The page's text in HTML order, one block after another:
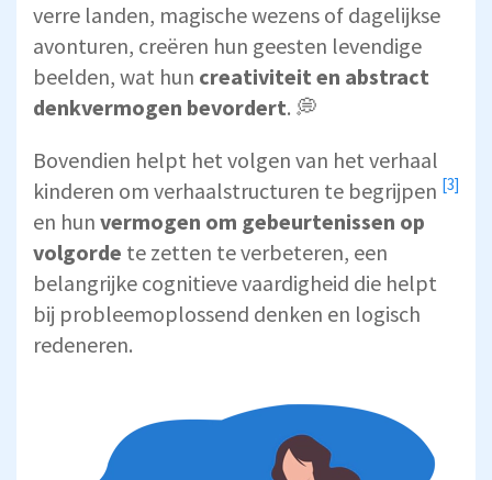
verre landen, magische wezens of dagelijkse
avonturen, creëren hun geesten levendige
beelden, wat hun creativiteit en abstract
denkvermogen bevordert. 💭
Bovendien helpt het volgen van het verhaal
kinderen om verhaalstructuren te begrijpen [3]
en hun vermogen om gebeurtenissen op
volgorde te zetten te verbeteren, een
belangrijke cognitieve vaardigheid die helpt
bij probleemoplossend denken en logisch
redeneren.